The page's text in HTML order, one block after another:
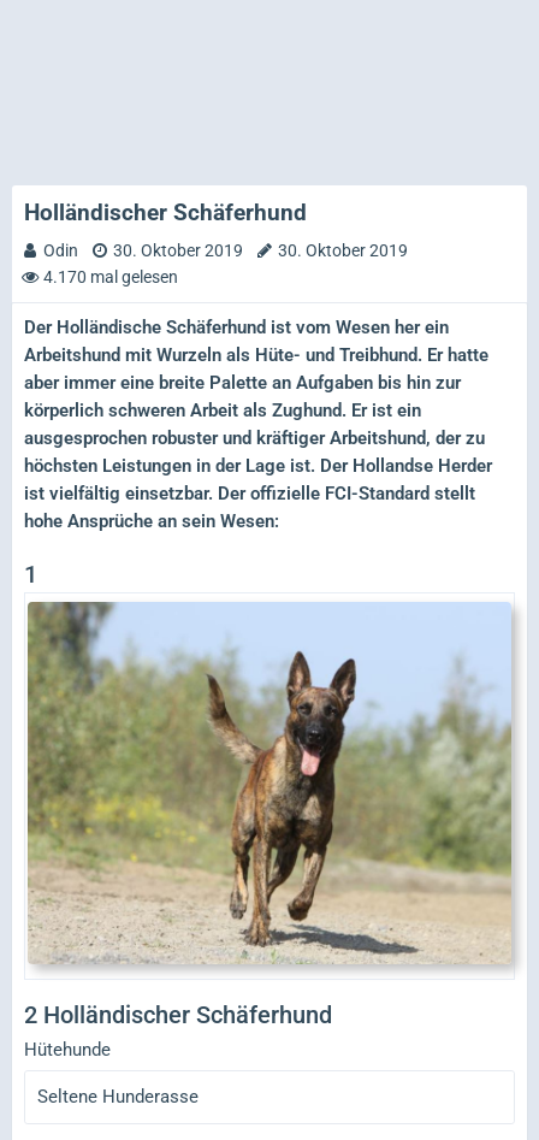
Holländischer Schäferhund
Odin 30. Oktober 2019
30. Oktober 2019
4.170 mal gelesen
Der Holländische Schäferhund ist vom Wesen her ein
Arbeitshund mit Wurzeln als Hüte- und Treibhund. Er hatte
aber immer eine breite Palette an Aufgaben bis hin zur
körperlich schweren Arbeit als Zughund. Er ist ein
ausgesprochen robuster und kräftiger Arbeitshund, der zu
höchsten Leistungen in der Lage ist. Der Hollandse Herder
ist vielfältig einsetzbar. Der offizielle FCI-Standard stellt
hohe Ansprüche an sein Wesen:
1
2 Holländischer Schäferhund
Hütehunde
Seltene Hunderasse